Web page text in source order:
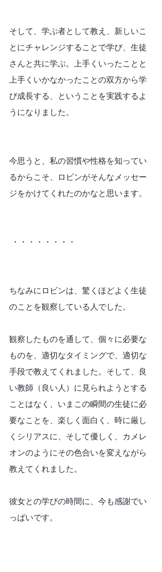
そして、学ぶ者として教え、新しいこ
とにチャレンジすることで学び、生徒
さんと共に学ぶ。上手くいったことと
上手くいかなかったことの双方から学
び成長する、ということを実践するよ
うになりました。
今思うと、私の習慣や性格を知ってい
るからこそ、ロビンがそんなメッセー
ジをかけてくれたのかなと思います。
・・・・・・・・
ちなみにロビンは、驚くほどよく生徒
のことを観察している人でした。
観察したものを通して、個々に必要な
ものを、適切なタイミングで、適切な
手段で教えてくれました。そして、良
い教師（良い人）に見られようとする
ことはなく、いまこの瞬間の生徒に必
要なことを、楽しく面白く、時に厳し
くシリアスに、そして優しく、カメレ
オンのようにその色合いを変えながら
教えてくれました。
彼女との学びの時間に、今も感謝でい
っぱいです。